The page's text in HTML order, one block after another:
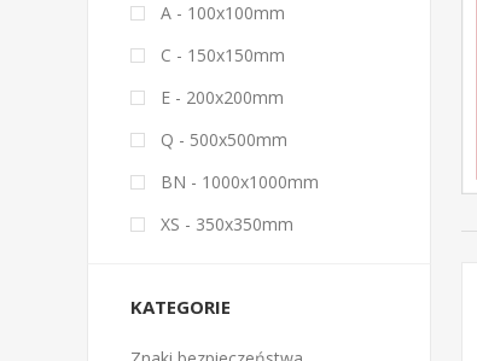
A - 100x100mm
C - 150x150mm
E - 200x200mm
Q - 500x500mm
BN - 1000x1000mm
XS - 350x350mm
KATEGORIE